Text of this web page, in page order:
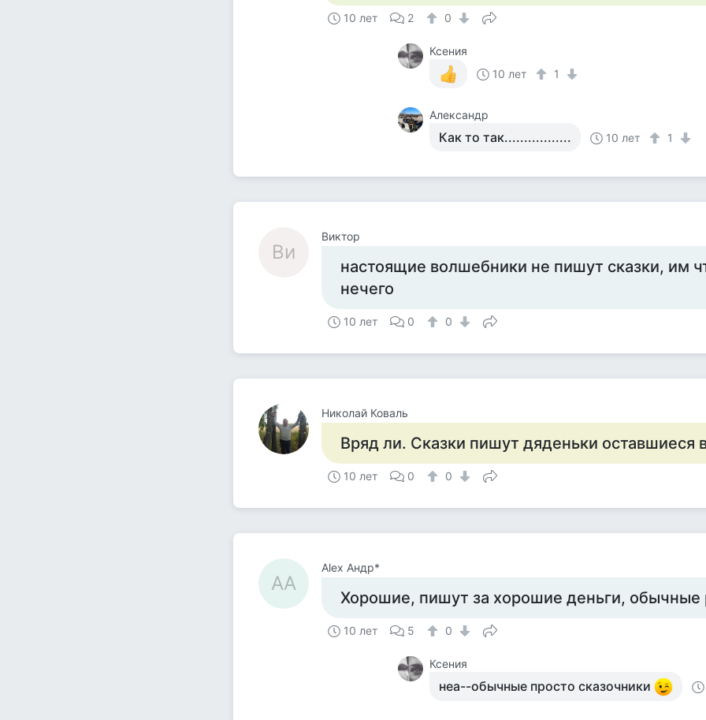
10 лет 2 0
Ксения
10 лет
1
Александр
Как то так................. 10 лет 1
Ви
Виктор
настоящие волшебники не пишут сказки, им
нечего
10 лет 0 0
Николай Коваль
Вряд ли. Сказки пишут дяденьки оставшиеся
10 лет 0 0
AA
Alex Aндр*
Хорошие, пишут за хорошие деньги,
10 лет 5 0
Ксения
неа--обычные просто сказочники